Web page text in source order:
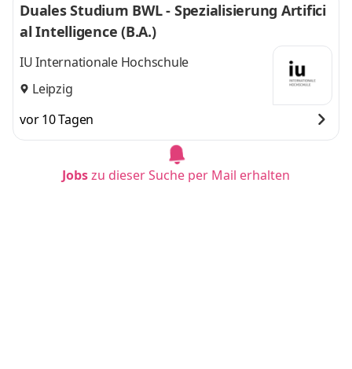
Duales Studium BWL - Spezialisierung Artifici
al Intelligence (B.A.)
IU Internationale Hochschule
Leipzig
vor 10 Tagen
Jobszu dieser Suche per Mail erhalten